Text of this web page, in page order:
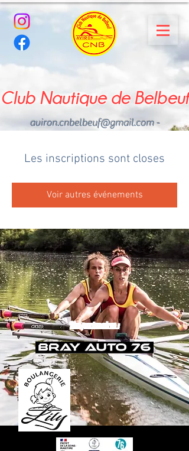
Club Nautique de Belbeuf
aviron.cnbelbeuf@gmail.com-
Les inscriptions sont closes
Voir autres événements
Nos partenaires :